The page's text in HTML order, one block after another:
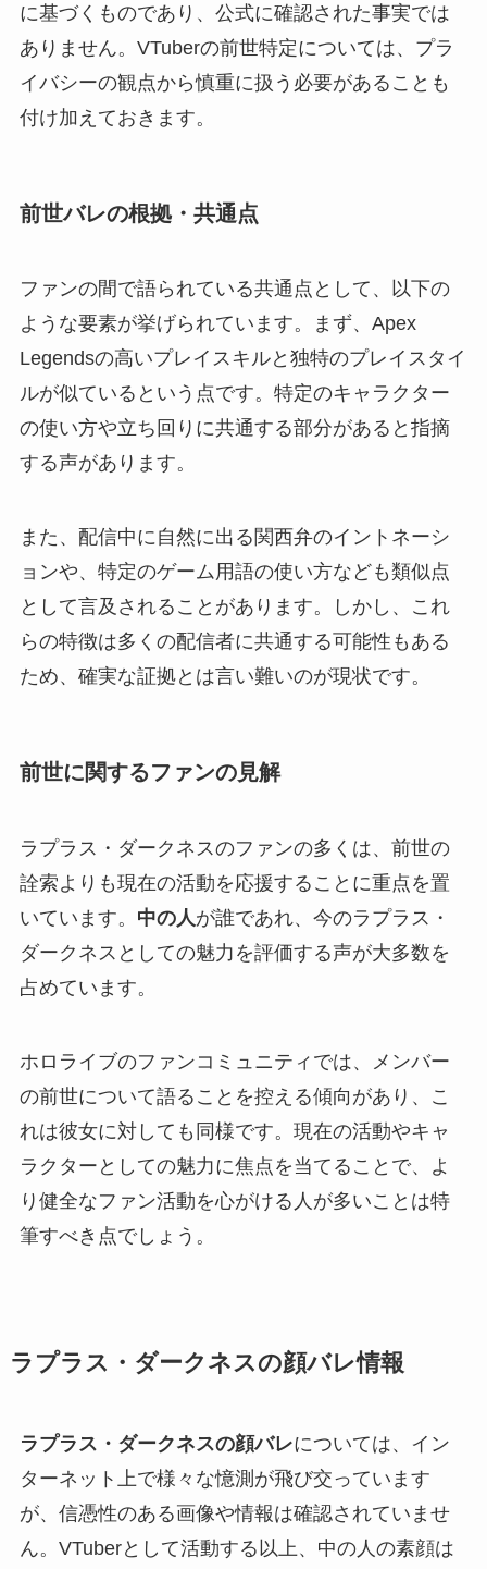
に基づくものであり、公式に確認された事実では
ありません。VTuberの前世特定については、プラ
イバシーの観点から慎重に扱う必要があることも
付け加えておきます。
前世バレの根拠・共通点
ファンの間で語られている共通点として、以下の
ような要素が挙げられています。まず、Apex
Legendsの高いプレイスキルと独特のプレイスタイ
ルが似ているという点です。特定のキャラクター
の使い方や立ち回りに共通する部分があると指摘
する声があります。
また、配信中に自然に出る関西弁のイントネーシ
ョンや、特定のゲーム用語の使い方なども類似点
として言及されることがあります。しかし、これ
らの特徴は多くの配信者に共通する可能性もある
ため、確実な証拠とは言い難いのが現状です。
前世に関するファンの見解
ラプラス・ダークネスのファンの多くは、前世の
詮索よりも現在の活動を応援することに重点を置
いています。 中の人 が誰であれ、今のラプラス・
ダークネスとしての魅力を評価する声が大多数を
占めています。
ホロライブのファンコミュニティでは、メンバー
の前世について語ることを控える傾向があり、こ
れは彼女に対しても同様です。現在の活動やキャ
ラクターとしての魅力に焦点を当てることで、よ
り健全なファン活動を心がける人が多いことは特
筆すべき点でしょう。
ラプラス・ダークネスの顔バレ情報
ラプラス・ダークネスの顔バレについては、イン
ターネット上で様々な憶測が飛び交っています
が、信憑性のある画像や情報は確認されていませ
ん。VTuberとして活動する以上、中の人の素顔は